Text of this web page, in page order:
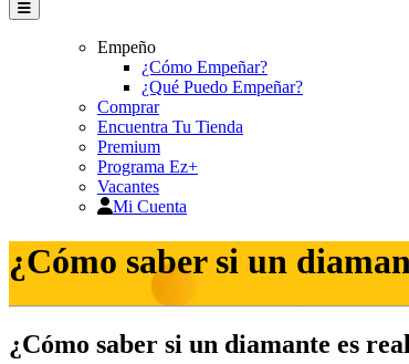
Empeño
¿Cómo Empeñar?
¿Qué Puedo Empeñar?
Comprar
Encuentra Tu Tienda
Premium
Programa Ez+
Vacantes
Mi Cuenta
¿Cómo saber si un
¿Cómo saber si un diamante es